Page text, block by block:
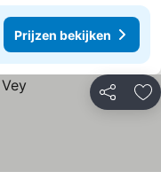
Prijzen bekijken
Delen